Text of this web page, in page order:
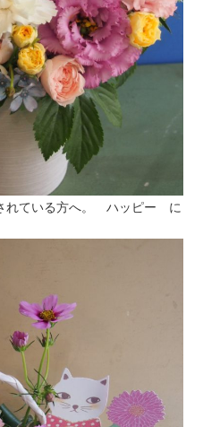
れている方へ。 ハッピー に